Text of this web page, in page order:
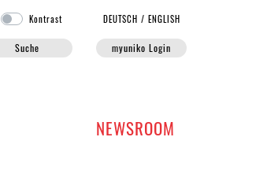
Kontrast DEUTSCH /ENGLISH
Suche myuniko Login
NEWSROOM